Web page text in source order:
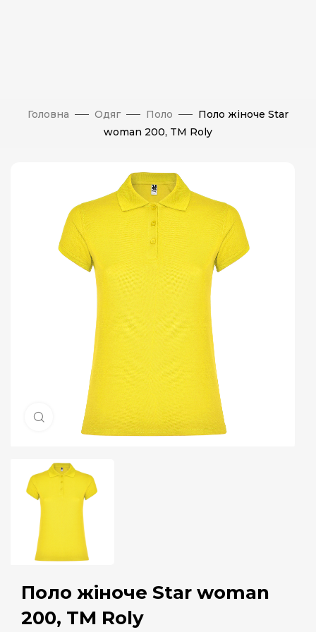
Головна Одяг Поло
Поло жіноче Star
woman 200, TM Roly
Натисніть, щоб збільшити
Поло жіноче Star woman
200, TM Roly